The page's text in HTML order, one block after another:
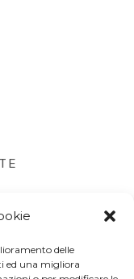
delle
ed una migliora